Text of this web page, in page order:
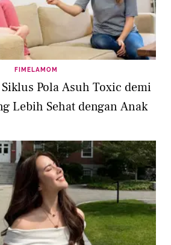
FIMELAMOM
Pola Asuh Toxic demi
Lebih Sehat dengan Anak